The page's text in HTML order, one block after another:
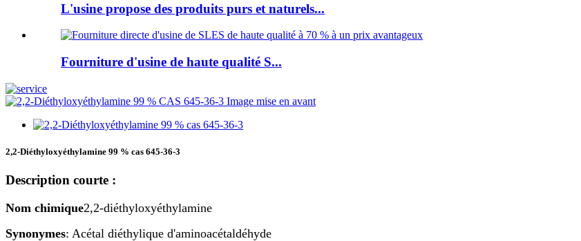
L'usine propose des produits purs et naturels...
Fourniture d'usine de haute qualité S...
2,2-Diéthyloxyéthylamine 99 % cas 645-36-3
Description courte :
Nom chimique2,2-diéthyloxyéthylamine
Synonymes: Acétal diéthylique d'aminoacétaldéhyde